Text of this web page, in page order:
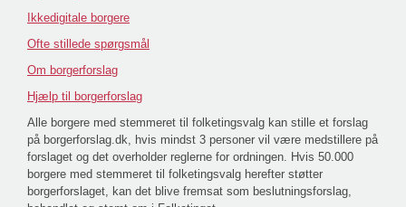
Ikkedigitale borgere
Ofte stillede spørgsmål
Om borgerforslag
Hjælp til borgerforslag
Alle borgere med stemmeret til folketingsvalg kan stille et forslag
på borgerforslag.dk, hvis mindst 3 personer vil være medstillere på
forslaget og det overholder reglerne for ordningen. Hvis 50.000
borgere med stemmeret til folketingsvalg herefter støtter
borgerforslaget, kan det blive fremsat som beslutningsforslag,